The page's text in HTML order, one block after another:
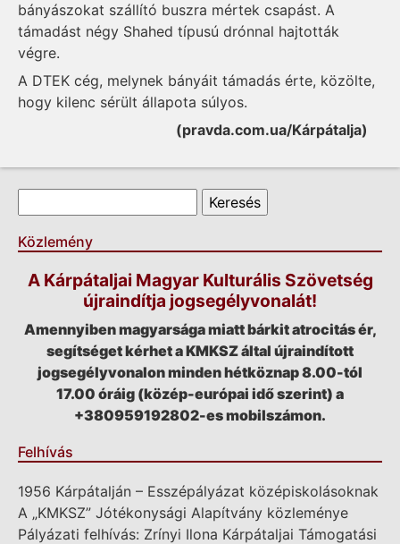
bányászokat szállító buszra mértek csapást. A
támadást négy Shahed típusú drónnal hajtották
végre.
A DTEK cég, melynek bányáit támadás érte, közölte,
hogy kilenc sérült állapota súlyos.
(pravda.com.ua/Kárpátalja)
Keresés űrlap
Keresés
Közlemény
A Kárpátaljai Magyar Kulturális Szövetség
újraindítja jogsegélyvonalát!
Amennyiben magyarsága miatt bárkit atrocitás ér,
segítséget kérhet a KMKSZ által újraindított
jogsegélyvonalon minden hétköznap 8.00-tól
17.00 óráig (közép-európai idő szerint) a
+380959192802-es mobilszámon.
Felhívás
1956 Kárpátalján – Esszépályázat középiskolásoknak
A „KMKSZ” Jótékonysági Alapítvány közleménye
Pályázati felhívás: Zrínyi Ilona Kárpátaljai Támogatási